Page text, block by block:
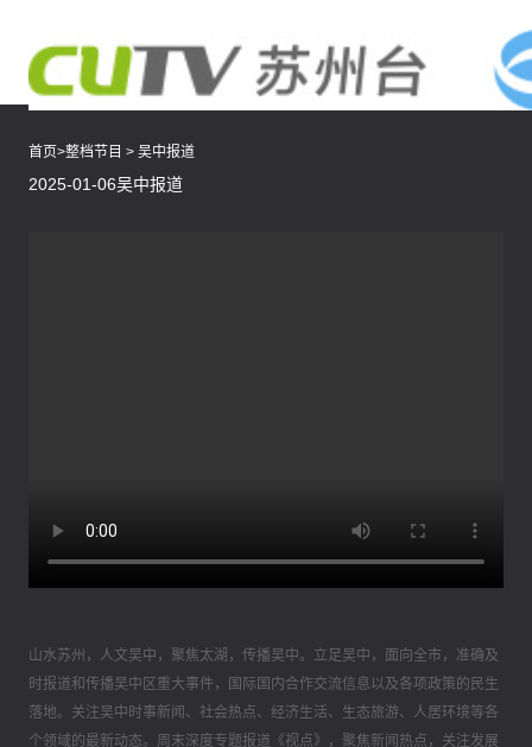
首页>整档节目 > 吴中报道
2025-01-06吴中报道
山水苏州，人文吴中，聚焦太湖，传播吴中。立足吴中，面向全市，准确及
时报道和传播吴中区重大事件，国际国内合作交流信息以及各项政策的民生
落地。关注吴中时事新闻、社会热点、经济生活、生态旅游、人居环境等各
个领域的最新动态。周末深度专题报道《视点》，聚焦新闻热点，关注发展